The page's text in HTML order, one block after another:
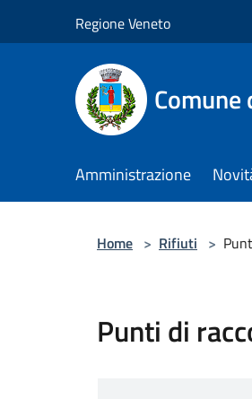
Regione Veneto
Comune
Amministrazione
Home > Rifiuti >
Punti di